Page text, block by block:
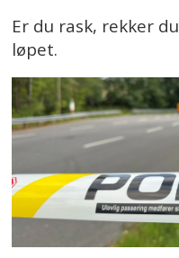
Er du rask, rekker
løpet.